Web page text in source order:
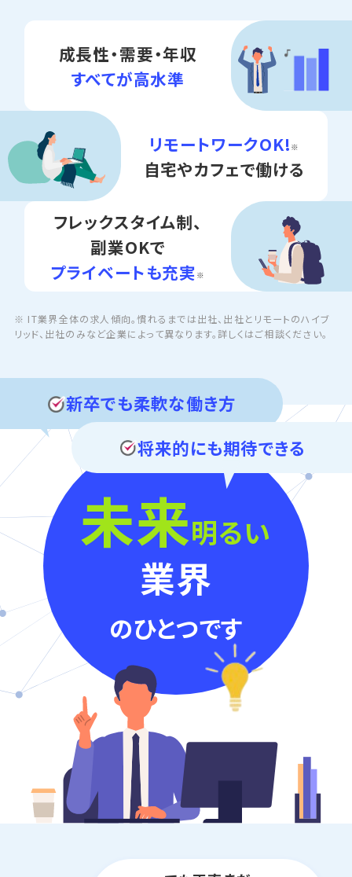
成長性・需要・年収
すべてが高水準
リモートワークOK! ※
自宅やカフェで働ける
フレックスタイム制、
副業OKで
プライベートも充実 ※
※ IT業界全体の求人傾向。慣れるまでは出社、出社とリモートのハイブ
リッド、出社のみなど企業によって異なります。詳しくはご相談ください。
新卒でも柔軟な働き方
将来的にも期待できる
未来明るい
業界
のひとつです